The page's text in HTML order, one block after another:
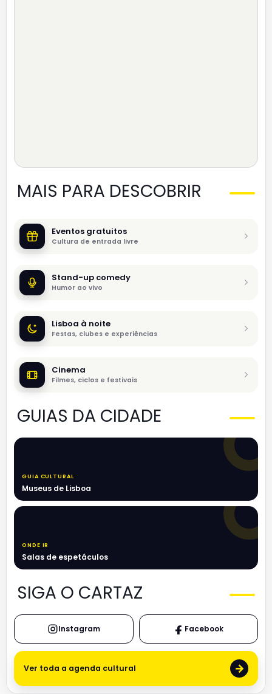
MAIS PARA DESCOBRIR
Eventos gratuitos
Cultura de entrada livre
Stand-up comedy
Humor ao vivo
Lisboa à noite
Festas, clubes e experiências
Cinema
Filmes, ciclos e festivais
GUIAS DA CIDADE
GUIA CULTURAL
Museus de Lisboa
ONDE IR
Salas de espetáculos
SIGA O CARTAZ
Instagram Facebook
Ver toda a agenda cultural →